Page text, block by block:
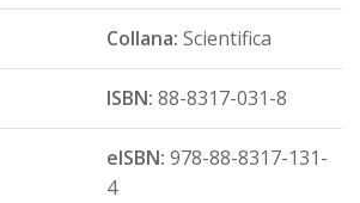
Collana: Scientifica
ISBN: 88-8317-031-8
eISBN: 978-88-8317-131-
4